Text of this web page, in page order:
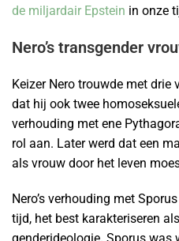
de miljardair Epstein in onze
Nero’s transgender
Keizer Nero trouwde met drie
dat hij ook twee
verhouding met ene
rol aan. Later werd dat een
als vrouw door het leven
Nero’s verhouding met
tijd, het best karakteriseren